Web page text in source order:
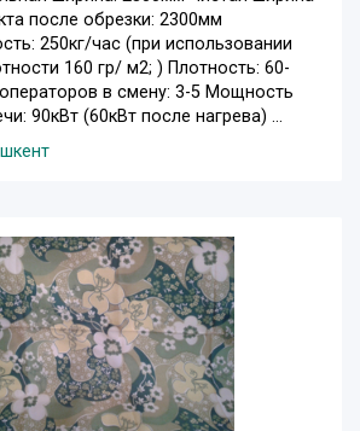
после обрезки: 2300мм
250кг/час (при использовании
160 гр/ м2; ) Плотность: 60-
в смену: 3-5 Мощность
90кВт (60кВт после нагрева) ...